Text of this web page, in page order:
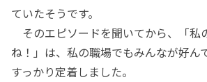
ていたそうです。
そのエピソードを聞いてから、「私
ね！」は、私の職場でもみんなが好ん
すっかり定着しました。